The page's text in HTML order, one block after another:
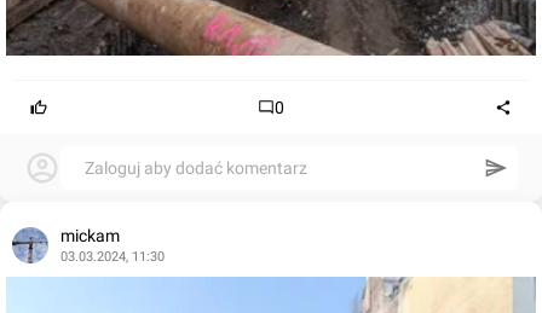
0
Zaloguj aby dodać komentarz
mickam
03.03.2024, 11:30